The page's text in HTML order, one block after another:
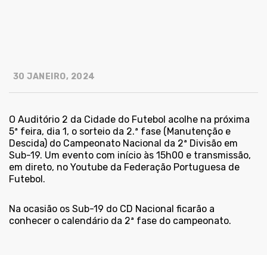
30 JANEIRO, 2024
O Auditório 2 da Cidade do Futebol acolhe na próxima
5ª feira, dia 1, o sorteio da 2.ª fase (Manutenção e
Descida) do Campeonato Nacional da 2ª Divisão em
Sub-19. Um evento com início às 15h00 e transmissão,
em direto, no Youtube da Federação Portuguesa de
Futebol.
Na ocasião os Sub-19 do CD Nacional ficarão a
conhecer o calendário da 2ª fase do campeonato.